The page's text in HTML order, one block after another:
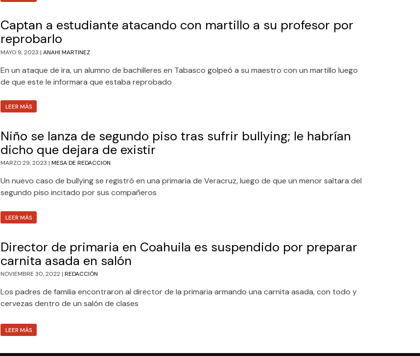
Captan a estudiante atacando con martillo a su profesor por
reprobarlo
MAYO 9, 2023 | ANAHI MARTINEZ
En un ataque de ira, un alumno de bachilleres en Tabasco golpeó a su maestro con un martillo luego
de que este le informara que estaba reprobado
LEER MÁS
Niño se lanza de segundo piso tras sufrir bullying; le habrían
dicho que dejara de existir
MARZO 29, 2023 | MESA DE REDACCION
Un nuevo caso de bullying se registró en una primaria de Veracruz, luego de que un menor saltara del
segundo piso incitado por sus compañeros
LEER MÁS
Director de primaria en Coahuila es suspendido por preparar
carnita asada en salón
NOVIEMBRE 30, 2022 | REDACCIÓN
Los padres de familia encontraron al director de la primaria armando una carnita asada, con todo y
cervezas dentro de un salón de clases
LEER MÁS